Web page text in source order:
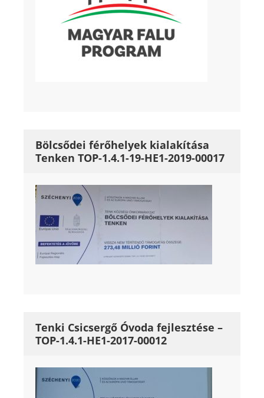
Bölcsődei férőhelyek kialakítása
Tenken TOP-1.4.1-19-HE1-2019-00017
Tenki Csicsergő Óvoda fejlesztése –
TOP-1.4.1-HE1-2017-00012